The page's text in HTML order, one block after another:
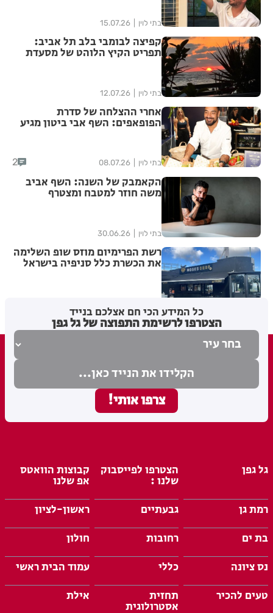
טיילת אשדוד
בתי לוין 15.07.26
קפיצה לבומבי בלב תל אביב:
תפריט הקיץ הלוהט של מסעדת
בתי לוין 12.07.26
אחרי ההצלחה של סדרת
הפופאפים: השף אבי ביטון מגיע
בתי לוין 08.07.26
2
הקאמבק של השנה: השף אביב
משה חוזר למטבח ומצטרף
בתי לוין 30.06.26
רשת הפרימיום מוזס שופ השלימה
את הכשרת כלל סניפיה בישראל
כל המידע הכי חם אצלכם בנייד
הצטרפו לרשימת התפוצה של גל גפן
גל גפן הצטרפו לפייסבוק
שלנו :
קבוצות הוואטס
אפ שלנו
רמת גן
גבעתיים
ראשון-לציון
בת ים
רחובות
חולון
נס ציונה
כללי
עמוד הבית ראשי
טעים להכיר
תחזית
אסטרולוגית
אילת